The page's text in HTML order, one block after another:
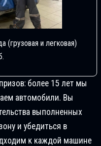
(грузовая и легковая)
более 15 лет мы
автомобили. Вы
выполненных
и убедиться в
к каждой машине